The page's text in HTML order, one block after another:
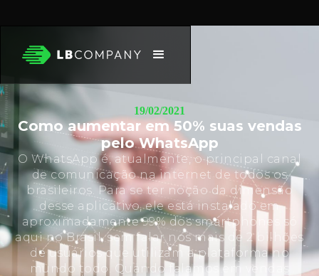
19/02/2021
Como aumentar em 50% suas vendas
pelo WhatsApp
O WhatsApp é, atualmente, o principal canal
de comunicação na internet de todos os
brasileiros. Para se ter noção da dimensão
desse aplicativo, ele está instalado em
aproximadamente 99% dos smartphones só
aqui no Brasil, sem falar nos mais de 2 bilhões
de usuários que utilizam a plataforma no
mundo todo. Quando falamos em vendas